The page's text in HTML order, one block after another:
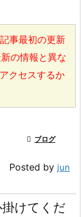
事最初の更新
の情報と異な
クセスするか
 ブログ
Posted by jun
けてくだ